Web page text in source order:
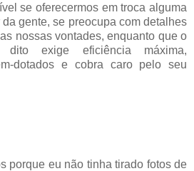
se oferecermos em troca alguma
gente, se preocupa com detalhes
nossas vontades, enquanto que o
dito exige eficiência máxima,
dotados e cobra caro pelo seu
porque eu não tinha tirado fotos de